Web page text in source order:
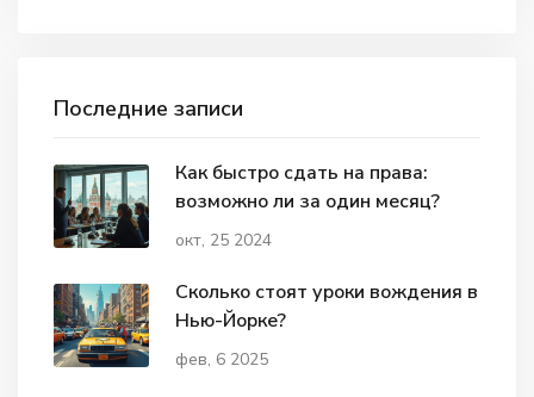
Последние записи
Как быстро сдать на права:
возможно ли за один месяц?
окт, 25 2024
Сколько стоят уроки вождения в
Нью-Йорке?
фев, 6 2025